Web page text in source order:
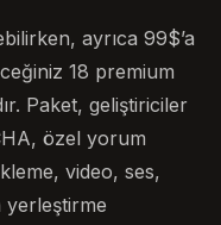
ayrıca 99$’a
18 premium
Paket, geliştiriciler
özel yorum
video, ses,